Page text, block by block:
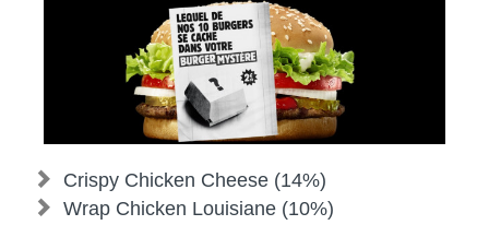
Crispy Chicken Cheese (14%)
Wrap Chicken Louisiane (10%)